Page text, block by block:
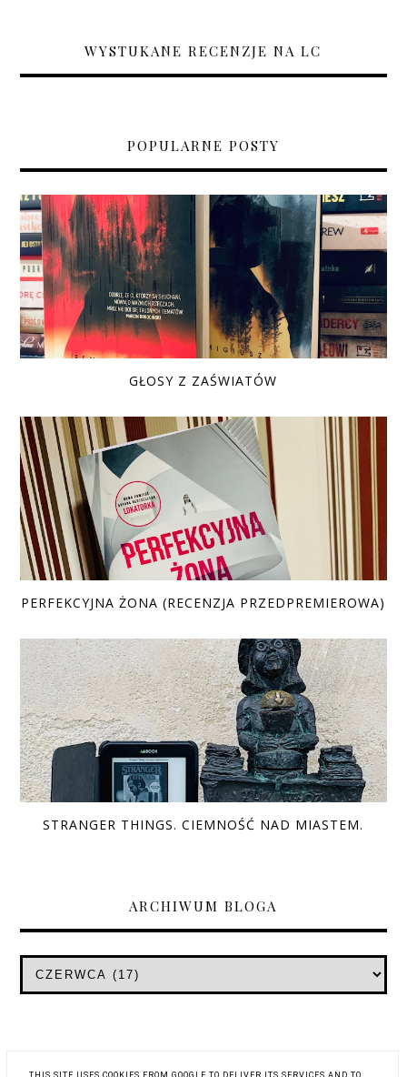
WYSTUKANE RECENZJE NA LC
POPULARNE POSTY
GŁOSY Z ZAŚWIATÓW
PERFEKCYJNA ŻONA (RECENZJA PRZEDPREMIEROWA)
STRANGER THINGS. CIEMNOŚĆ NAD MIASTEM.
ARCHIWUM BLOGA
THIS SITE USES COOKIES FROM GOOGLE TO DELIVER ITS SERVICES AND TO